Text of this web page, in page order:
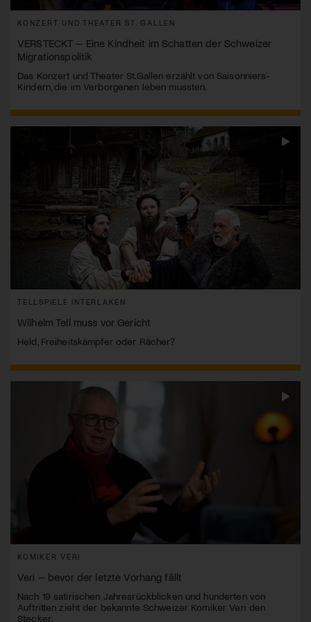
KONZERT UND THEATER ST. GALLEN
VERSTECKT – Eine Kindheit im Schatten der Schweizer
Migrationspolitik
Das Konzert und Theater St.Gallen erzählt von Saisonniers-
Kindern, die im Verborgenen leben mussten.
TELLSPIELE INTERLAKEN
Wilhelm Tell muss vor Gericht
Held, Freiheitskämpfer oder Rächer?
KOMIKER VERI
Veri – bevor der letzte Vorhang fällt
Nach 19 satirischen Jahresrückblicken und hunderten von
Auftritten zieht der bekannte Schweizer Komiker Veri den
Stecker.